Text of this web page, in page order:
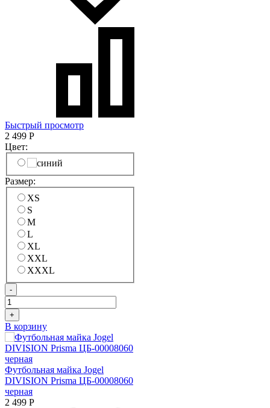
Быстрый просмотр
2 499 Р
Цвет:
Размер:
XS
S
M
L
XL
XXL
XXXL
-
+
В корзину
Футбольная майка Jogel
DIVISION Prisma ЦБ-00008060
черная
2 499 Р